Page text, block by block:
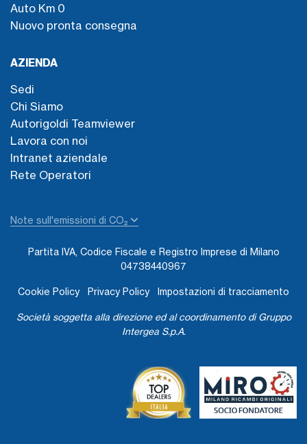
Auto Km 0
Nuovo pronta consegna
AZIENDA
Sedi
Chi Siamo
Autorigoldi Teamviewer
Lavora con noi
Intranet aziendale
Rete Operatori
Note sull'emissioni di CO₂
Partita IVA, Codice Fiscale e Registro Imprese di Milano
04738440967
Cookie Policy Privacy Policy Impostazioni di tracciamento
Società soggetta alla direzione ed al coordinamento di Gruppo
Intergea S.p.A.